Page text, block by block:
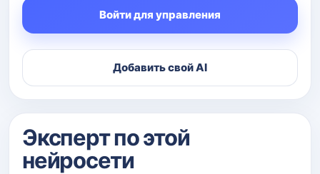
Войти для управления
Добавить свой AI
Эксперт по этой
нейросети